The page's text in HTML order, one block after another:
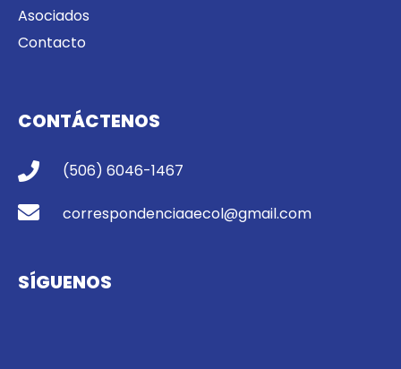
Asociados
Contacto
CONTÁCTENOS
(506) 6046-1467
correspondenciaaecol@gmail.com
SÍGUENOS